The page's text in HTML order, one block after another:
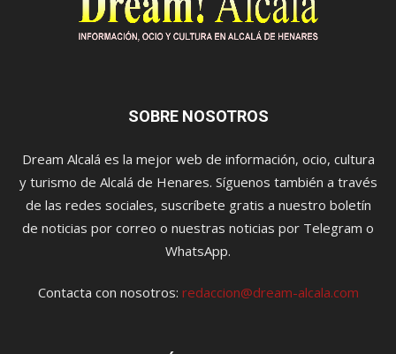
SOBRE NOSOTROS
Dream Alcalá es la mejor web de información, ocio, cultura
y turismo de Alcalá de Henares. Síguenos también a través
de las redes sociales, suscríbete gratis a nuestro boletín
de noticias por correo o nuestras noticias por Telegram o
WhatsApp.
Contacta con nosotros: redaccion@dream-alcala.com